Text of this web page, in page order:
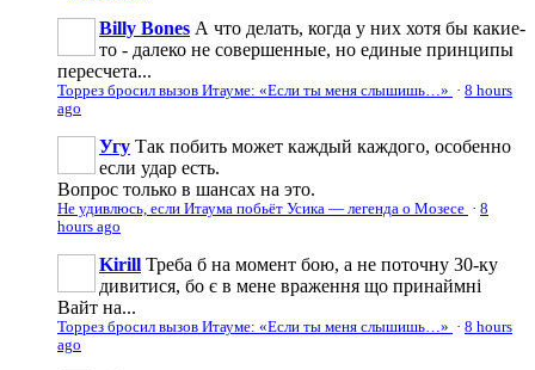
Billy Bones А что делать, когда у них хотя бы какие-
то - далеко не совершенные, но единые принципы
пересчета...
Торрез бросил вызов Итауме: «Если ты меня слышишь…» · 8 hours
ago
Угу Так побить может каждый каждого, особенно
если удар есть.
Вопрос только в шансах на это.
Не удивлюсь, если Итаума побьёт Усика — легенда о Мозесе · 8
hours ago
Kirill Треба б на момент бою, а не поточну 30-ку
дивитися, бо є в мене враження що принаймні
Вайт на...
Торрез бросил вызов Итауме: «Если ты меня слышишь…» · 8 hours
ago